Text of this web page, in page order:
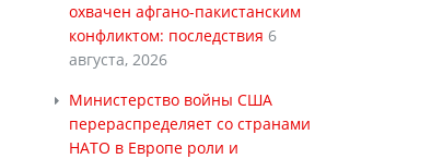
охвачен афгано-пакистанским
конфликтом: последствия 6
августа, 2026
Министерство войны США
перераспределяет со странами
НАТО в Европе роли и